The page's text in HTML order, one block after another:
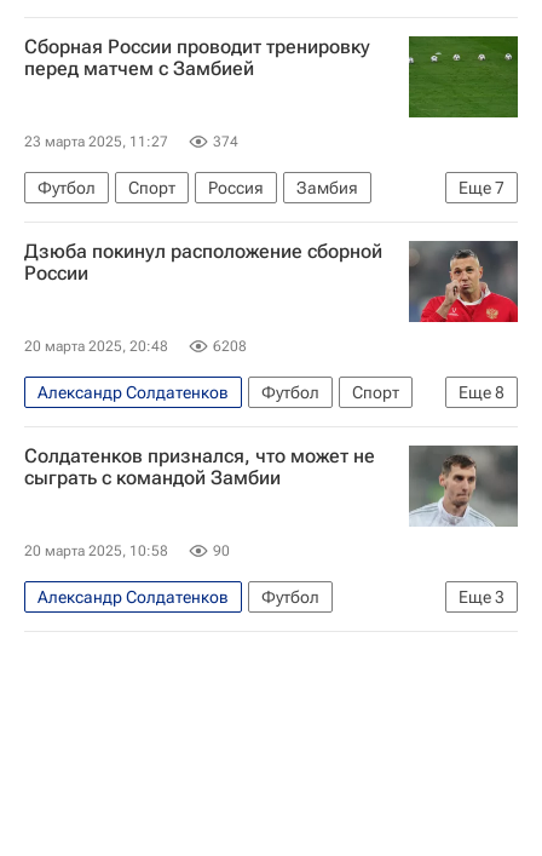
Сборная России проводит тренировку
перед матчем с Замбией
23 марта 2025, 11:27 374
Еще7
Футбол Спорт Россия
Замбия
Гренада
Иван Обляков
Сергей Пиняев
Динамо Москва
Локомотив (Москва)
Дзюба покинул расположение сборной
России
20 марта 2025, 20:48 6208
Еще8
Александр Солдатенков Футбол
Спорт
Россия
Замбия
Артём Дзюба
Сборная России по футболу
Москва
Российский футбольный союз (РФС)
Солдатенков признался, что может не
сыграть с командой Замбии
20 марта 2025, 10:58 90
Еще3
Александр Солдатенков
Футбол
Динамо Москва
Артём Дзюба Спорт